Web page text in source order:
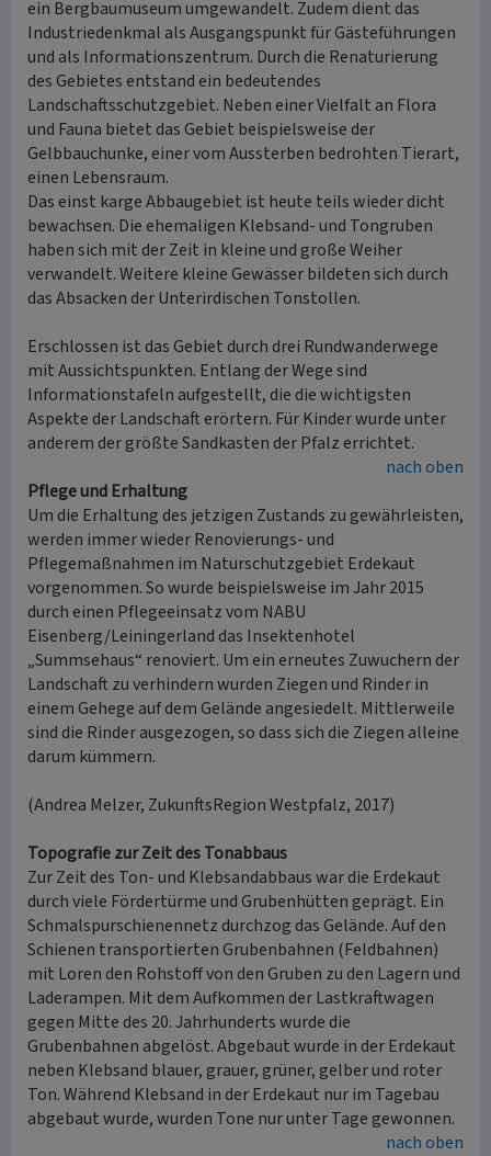
ein Bergbaumuseum umgewandelt. Zudem dient das
Industriedenkmal als Ausgangspunkt für Gästeführungen
und als Informationszentrum. Durch die Renaturierung
des Gebietes entstand ein bedeutendes
Landschaftsschutzgebiet. Neben einer Vielfalt an Flora
und Fauna bietet das Gebiet beispielsweise der
Gelbbauchunke, einer vom Aussterben bedrohten Tierart,
einen Lebensraum.
Das einst karge Abbaugebiet ist heute teils wieder dicht
bewachsen. Die ehemaligen Klebsand- und Tongruben
haben sich mit der Zeit in kleine und große Weiher
verwandelt. Weitere kleine Gewässer bildeten sich durch
das Absacken der Unterirdischen Tonstollen.
Erschlossen ist das Gebiet durch drei Rundwanderwege
mit Aussichtspunkten. Entlang der Wege sind
Informationstafeln aufgestellt, die die wichtigsten
Aspekte der Landschaft erörtern. Für Kinder wurde unter
anderem der größte Sandkasten der Pfalz errichtet.
nach oben
Pflege und Erhaltung
Um die Erhaltung des jetzigen Zustands zu gewährleisten,
werden immer wieder Renovierungs- und
Pflegemaßnahmen im Naturschutzgebiet Erdekaut
vorgenommen. So wurde beispielsweise im Jahr 2015
durch einen Pflegeeinsatz vom NABU
Eisenberg/Leiningerland das Insektenhotel
„Summsehaus“ renoviert. Um ein erneutes Zuwuchern der
Landschaft zu verhindern wurden Ziegen und Rinder in
einem Gehege auf dem Gelände angesiedelt. Mittlerweile
sind die Rinder ausgezogen, so dass sich die Ziegen alleine
darum kümmern.
(Andrea Melzer, ZukunftsRegion Westpfalz, 2017)
Topografie zur Zeit des Tonabbaus
Zur Zeit des Ton- und Klebsandabbaus war die Erdekaut
durch viele Fördertürme und Grubenhütten geprägt. Ein
Schmalspurschienennetz durchzog das Gelände. Auf den
Schienen transportierten Grubenbahnen (Feldbahnen)
mit Loren den Rohstoff von den Gruben zu den Lagern und
Laderampen. Mit dem Aufkommen der Lastkraftwagen
gegen Mitte des 20. Jahrhunderts wurde die
Grubenbahnen abgelöst. Abgebaut wurde in der Erdekaut
neben Klebsand blauer, grauer, grüner, gelber und roter
Ton. Während Klebsand in der Erdekaut nur im Tagebau
abgebaut wurde, wurden Tone nur unter Tage gewonnen.
nach oben